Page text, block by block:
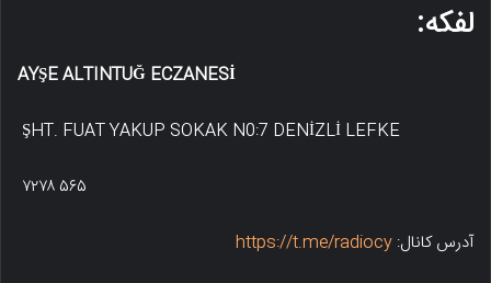
لفکه:
AYŞE ALTINTUĞ ECZANESİ
ŞHT. FUAT YAKUP SOKAK N0:7 DENİZLİ LEFKE
۷۲۷۸ ۵۶۵
آدرس کانال: https://t.me/radiocy